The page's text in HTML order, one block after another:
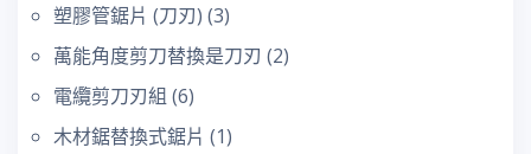
塑膠管鋸片 (刀刃) (3)
萬能角度剪刀替換是刀刃 (2)
電纜剪刀刃組 (6)
木材鋸替換式鋸片 (1)